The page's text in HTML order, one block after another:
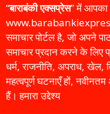
“बाराबंकी एक्सप्रेस” में आपका
समाचार पोर्टल है, जो अपने
समाचार प्रदान करने के लिए
धर्म, राजनीति, अपराध, खेल,
महत्वपूर्ण घटनाएँ हों,
हैं। हमारा उद्देश्य